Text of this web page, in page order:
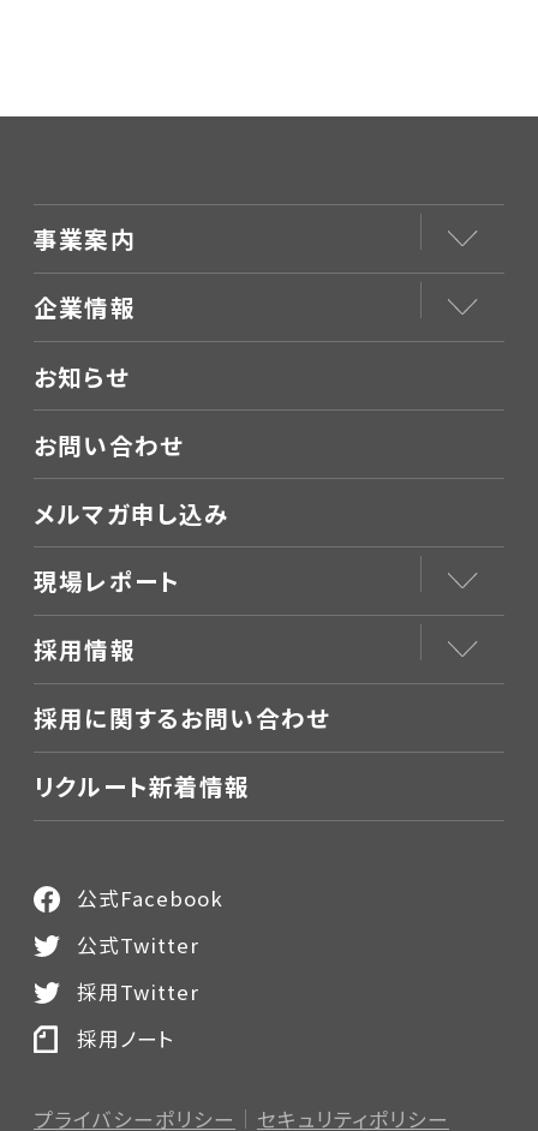
事業案内
企業情報
お知らせ
お問い合わせ
メルマガ申し込み
現場レポート
採用情報
採用に関するお問い合わせ
リクルート新着情報
プライバシーポリシー セキュリティポリシー
公式Facebook
公式Twitter
採用Twitter
採用ノート